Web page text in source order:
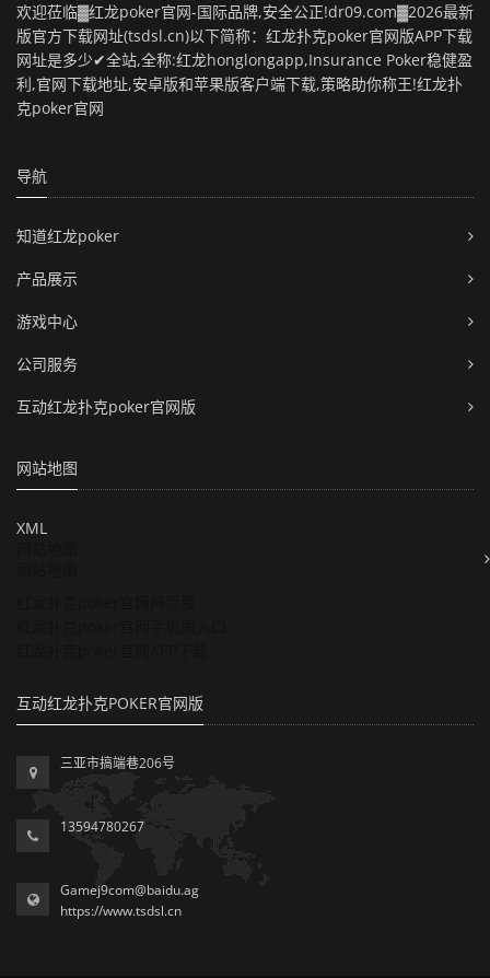
欢迎莅临▓红龙poker官网-国际品牌,安全公正!dr09.com▓2026最新
版官方下载网址(tsdsl.cn)以下简称：红龙扑克poker官网版APP下载
网址是多少✔全站,全称:红龙honglongapp,Insurance Poker稳健盈
利,官网下载地址,安卓版和苹果版客户端下载,策略助你称王!红龙扑
克poker官网
导航
知道红龙poker
产品展示
游戏中心
公司服务
互动红龙扑克poker官网版
网站地图
XML
互动红龙扑克POKER官网版
三亚市搞端巷206号
13594780267
Gamej9com@baidu.ag
https://www.tsdsl.cn